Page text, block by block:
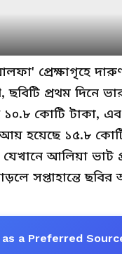
প্রেক্ষাগৃহে
ছবিটি প্রথম দিনে
কোটি টাকা,
হয়েছে ১৫.৮ কোটি
আলিয়া ভাট
সপ্তাহান্তে
a Preferred